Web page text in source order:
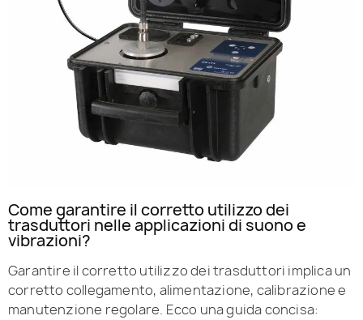
Come garantire il corretto utilizzo dei
trasduttori nelle applicazioni di suono e
vibrazioni?
Garantire il corretto utilizzo dei trasduttori implica un
corretto collegamento, alimentazione, calibrazione e
manutenzione regolare. Ecco una guida concisa: